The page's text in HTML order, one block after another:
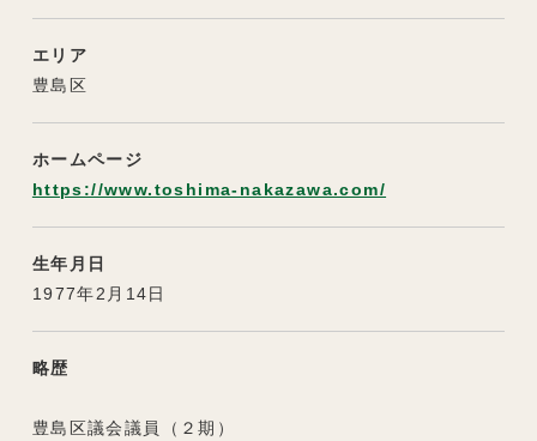
エリア
豊島区
ホームページ
https://www.toshima-nakazawa.com/
生年月日
1977年2月14日
略歴
豊島区議会議員（２期）